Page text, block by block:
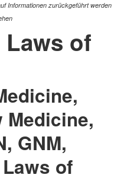
Informationen zurückgeführt werden
of
Medicine,
GNM,
of